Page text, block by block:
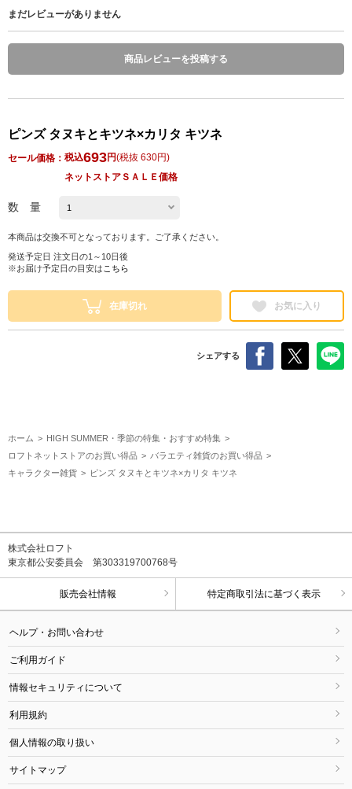
まだレビューがありません
商品レビューを投稿する
ピンズ タヌキとキツネ×カリタ キツネ
セール価格： 税込693円(税抜 630円)
ネットストアＳＡＬＥ価格
数 量
本商品は交換不可となっております。ご了承ください。
発送予定日 注文日の1～10日後
※お届け予定日の目安は こちら
在庫切れ お気に入り
シェアする
ホーム
HIGH SUMMER・季節の特集・おすすめ特集
ロフトネットストアのお買い得品
バラエティ雑貨のお買い得品
キャラクター雑貨
ピンズ タヌキとキツネ×カリタ キツネ
株式会社ロフト
東京都公安委員会 第303319700768号
販売会社情報 特定商取引法に基づく表示
ヘルプ・お問い合わせ
ご利用ガイド
情報セキュリティについて
利用規約
個人情報の取り扱い
サイトマップ